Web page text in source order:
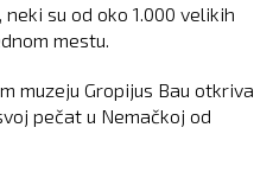
su od oko 1.000 velikih
mestu.
muzeju Gropijus Bau otkriva
pečat u Nemačkoj od